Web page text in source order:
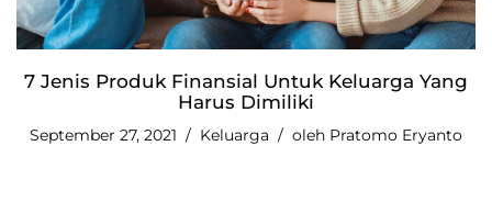
7 Jenis Produk Finansial Untuk Keluarga Yang
Harus Dimiliki
September 27, 2021 Keluarga oleh Pratomo Eryanto